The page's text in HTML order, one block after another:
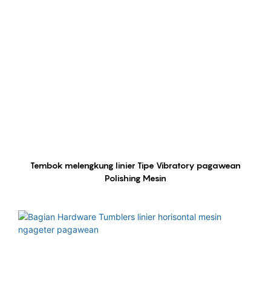
Tembok melengkung linier Tipe Vibratory pagawean
Polishing Mesin